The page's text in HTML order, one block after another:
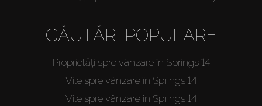
CĂUTĂRI POPULARE
Proprietăți spre vânzare în Springs 14
Vile spre vânzare în Springs 14
Vile spre vânzare în Springs 14